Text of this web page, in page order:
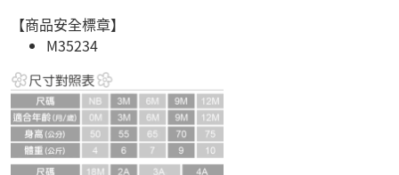
【商品安全標章】
M35234